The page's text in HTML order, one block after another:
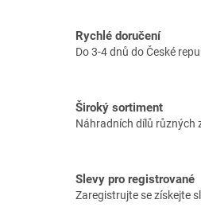
Rychlé doručení
Do 3-4 dnů do České
Široký sortiment
Náhradních dílů různých
Slevy pro registrované
Zaregistrujte se získejte